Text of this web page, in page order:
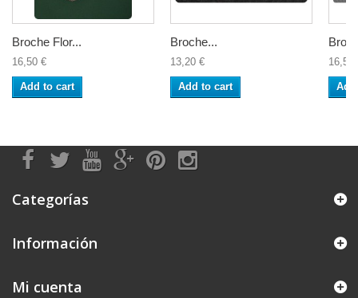
Broche Flor...
16,50 €
Add to cart
Broche...
13,20 €
Add to cart
16,50
Categorías
Información
Mi cuenta